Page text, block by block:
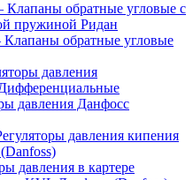
обратные угловые с
пружиной Ридан
обратные угловые
давления
давления Данфосс
давления кипения
давления в картере